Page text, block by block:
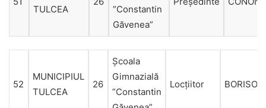
TULCEA
”Constantin
Găvenea”
52
MUNICIPIUL
TULCEA
26
Şcoala
Gimnazială
”Constantin
Locțiitor BORISOV